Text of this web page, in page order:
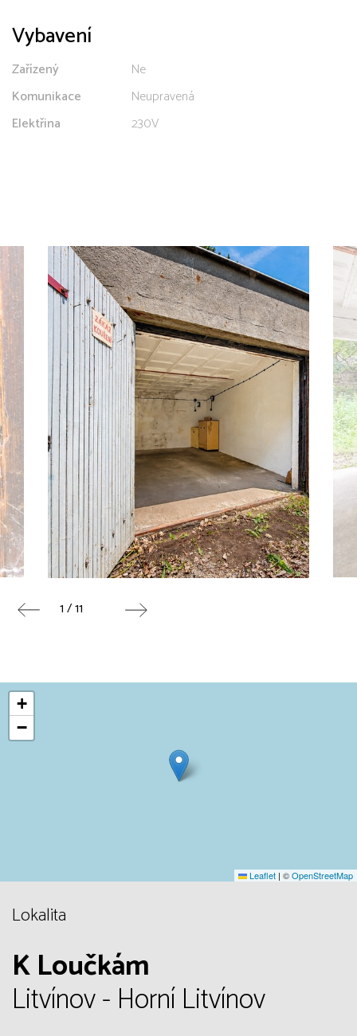
Vybavení
Zařízený
Ne
Komunikace
Neupravená
Elektřina
230V
1 / 11
+
−
Leaflet | ©OpenStreetMap
Lokalita
K Loučkám
Litvínov - Horní Litvínov